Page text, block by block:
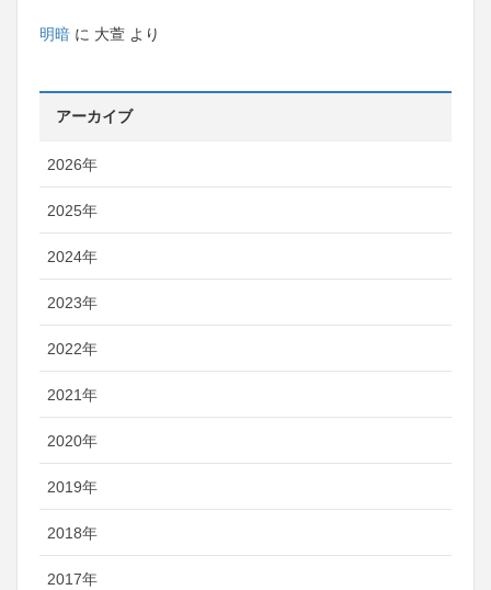
明暗 に 大萱 より
アーカイブ
2026年
2025年
2024年
2023年
2022年
2021年
2020年
2019年
2018年
2017年